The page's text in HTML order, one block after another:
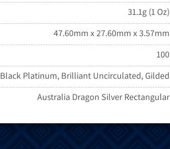
31.1g (1 Oz)
47.60mm x 27.60mm x 3.57mm
100
Black Platinum, Brilliant Uncirculated, Gilded
Australia Dragon Silver Rectangular